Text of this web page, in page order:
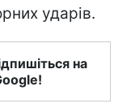
ударів.
на